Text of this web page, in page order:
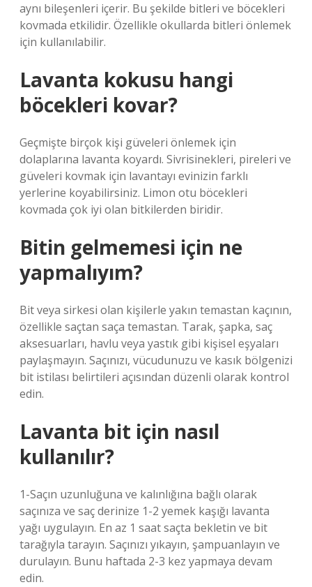
aynı bileşenleri içerir. Bu şekilde bitleri ve böcekleri
kovmada etkilidir. Özellikle okullarda bitleri önlemek
için kullanılabilir.
Lavanta kokusu hangi
böcekleri kovar?
Geçmişte birçok kişi güveleri önlemek için
dolaplarına lavanta koyardı. Sivrisinekleri, pireleri ve
güveleri kovmak için lavantayı evinizin farklı
yerlerine koyabilirsiniz. Limon otu böcekleri
kovmada çok iyi olan bitkilerden biridir.
Bitin gelmemesi için ne
yapmalıyım?
Bit veya sirkesi olan kişilerle yakın temastan kaçının,
özellikle saçtan saça temastan. Tarak, şapka, saç
aksesuarları, havlu veya yastık gibi kişisel eşyaları
paylaşmayın. Saçınızı, vücudunuzu ve kasık bölgenizi
bit istilası belirtileri açısından düzenli olarak kontrol
edin.
Lavanta bit için nasıl
kullanılır?
1-Saçın uzunluğuna ve kalınlığına bağlı olarak
saçınıza ve saç derinize 1-2 yemek kaşığı lavanta
yağı uygulayın. En az 1 saat saçta bekletin ve bit
tarağıyla tarayın. Saçınızı yıkayın, şampuanlayın ve
durulayın. Bunu haftada 2-3 kez yapmaya devam
edin.